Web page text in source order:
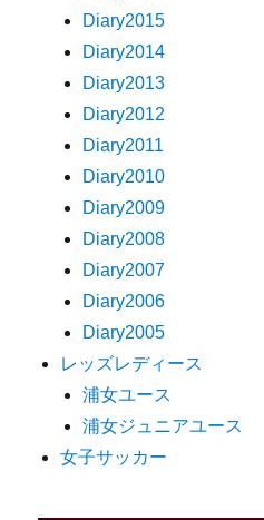
Diary2015
Diary2014
Diary2013
Diary2012
Diary2011
Diary2010
Diary2009
Diary2008
Diary2007
Diary2006
Diary2005
レッズレディース
浦女ユース
浦女ジュニアユース
女子サッカー